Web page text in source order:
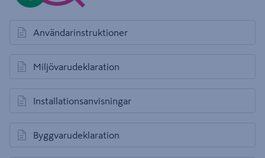
Användarinstruktioner
öppnas i en ny flik
Miljövarudeklaration
öppnas i en ny flik
Installationsanvisningar
öppnas i en ny flik
Byggvarudeklaration
öppnas i en ny flik